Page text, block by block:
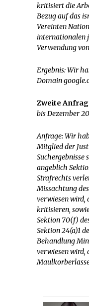
kritisiert die
Bezug auf das
Vereinten
internationalen
Verwendung
Ergebnis:Wir
Domain
Zweite
bis Dezember
Anfrage: Wir
Mitglied der
Suchergebnisse
angeblich
Strafrechts
Missachtung
verwiesen wird,
kritisieren,
Sektion 70(f)
Sektion 24(a)1
Behandlung
verwiesen wird,